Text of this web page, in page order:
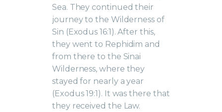
Sea. They continued their
journey to the Wilderness of
Sin (Exodus 16:1). After this,
they went to Rephidim and
from there to the Sinai
Wilderness, where they
stayed for nearly a year
(Exodus 19:1). It was there that
they received the Law.